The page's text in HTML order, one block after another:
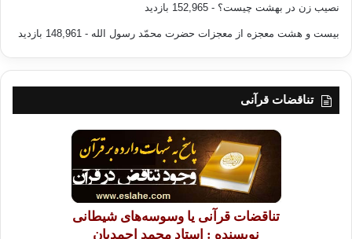
نصیب زن در بهشت چیست؟ - 152,965 بازدید
بیست و هشت معجزه از معجزات حضرت محمّد رسول الله - 148,961 بازدید
تناقضات قرآنی
تناقضات قرآنی یا وسوسه‌های شیطانی
نویسنده : استاد محمد احمدیان